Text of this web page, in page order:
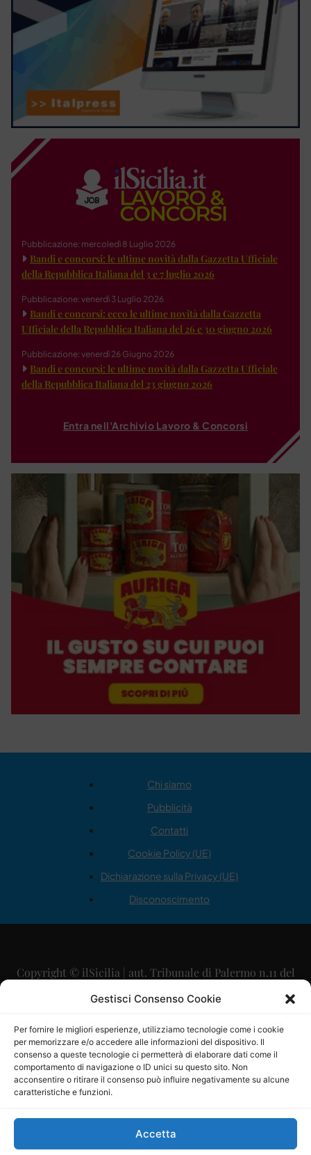
Gestisci Consenso Cookie
Per fornire le migliori esperienze, utilizziamo tecnologie come i cookie
per memorizzare e/o accedere alle informazioni del dispositivo. Il
consenso a queste tecnologie ci permetterà di elaborare dati come il
comportamento di navigazione o ID unici su questo sito. Non
acconsentire o ritirare il consenso può influire negativamente su alcune
caratteristiche e funzioni.
Accetta
Pubblicazione: mercoledì 8 Luglio 2026
Bandi e concorsi: le ultime novità dalla Gazzetta Ufficiale
della Repubblica Italiana del 3 e 7 luglio 2026
Pubblicazione: venerdì 3 Luglio 2026
Bandi e concorsi: ecco le ultime novità dalla Gazzetta
Ufficiale della Repubblica Italiana del 26 e 30 giugno 2026
Pubblicazione: venerdì 26 Giugno 2026
Bandi e concorsi: le ultime novità dalla Gazzetta Ufficiale
della Repubblica Italiana del 23 giugno 2026
Entra nell'Archivio Lavoro & Concorsi
Chi siamo
Pubblicità
Contatti
Cookie Policy (UE)
Dichiarazione sulla Privacy (UE)
Disconoscimento
Copyright © ilSicilia | aut. Tribunale di Palermo n.11 del
29/09/2015
Direttore Editoriale: Maurizio Scaglione
Direttore Responsabile: Maria Calabrese
P.IVA: 06334930820
Mercurio Comunicazione Società Cooperativa a r.l. è